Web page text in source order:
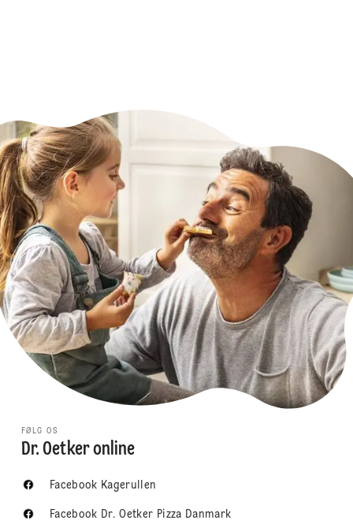
FØLG OS
Dr. Oetker online
Facebook Kagerullen
Facebook Dr. Oetker Pizza Danmark